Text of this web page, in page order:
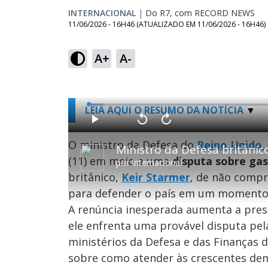
INTERNACIONAL | Do R7, com RECORD NEWS
11/06/2026 - 16H46 (ATUALIZADO EM 11/06/2026 - 16H46)
A+ A-
LEIA AQUI O RESUMO DA NOTÍCIA
Ministro da Defesa
porInternacional
P
l
y
V
o
l
t
a
r
1
s
e
u
d
o
A
v
n
ç
a
r
0
s
g
n
d
s
L
o
a
d
e
:
3
7
9
%
O ministro da Defesa doReino Unido,
(11) em meio a umadisputa sobre
britânico,Keir Starmer, de não
para defender o país em um
A renúncia inesperada aumenta a
ele enfrenta uma provável disputa
ministérios da Defesa e das Finanças
sobre como atender às crescentes